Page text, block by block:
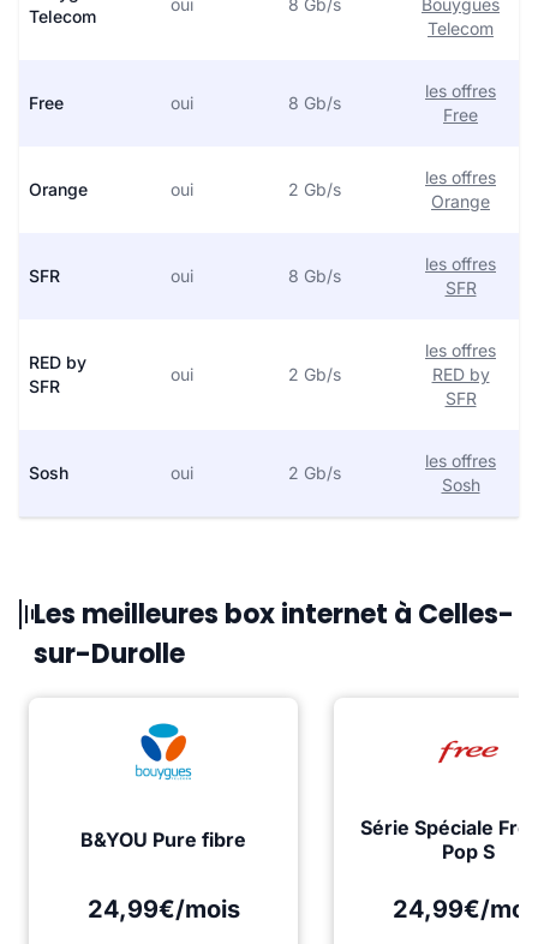
Telecom
oui 8 Gb/s
Bouygues
Telecom
Free oui 8 Gb/s
les offres
Free
Orange oui 2 Gb/s
les offres
Orange
SFR oui 8 Gb/s
les offres
SFR
RED by
SFR
oui 2 Gb/s
les offres
RED by
SFR
Sosh oui 2 Gb/s
les offres
Sosh
Les meilleures box internet à Celles-
sur-Durolle
B&YOU Pure fibre
24,99€/mois
Série Spéciale
Pop S
24,99€/